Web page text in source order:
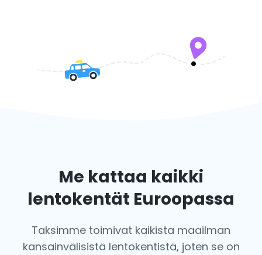
Me kattaa kaikki
lentokentät Euroopassa
Taksimme toimivat kaikista maailman
kansainvälisistä lentokentistä, joten se on